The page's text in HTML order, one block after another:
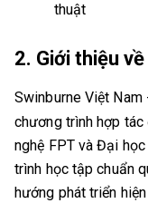
thuật
2. Giới thiệu
Swinburne Việt Nam
chương trình hợp
nghệ FPT và Đại
trình học tập chuẩn
hướng phát triển